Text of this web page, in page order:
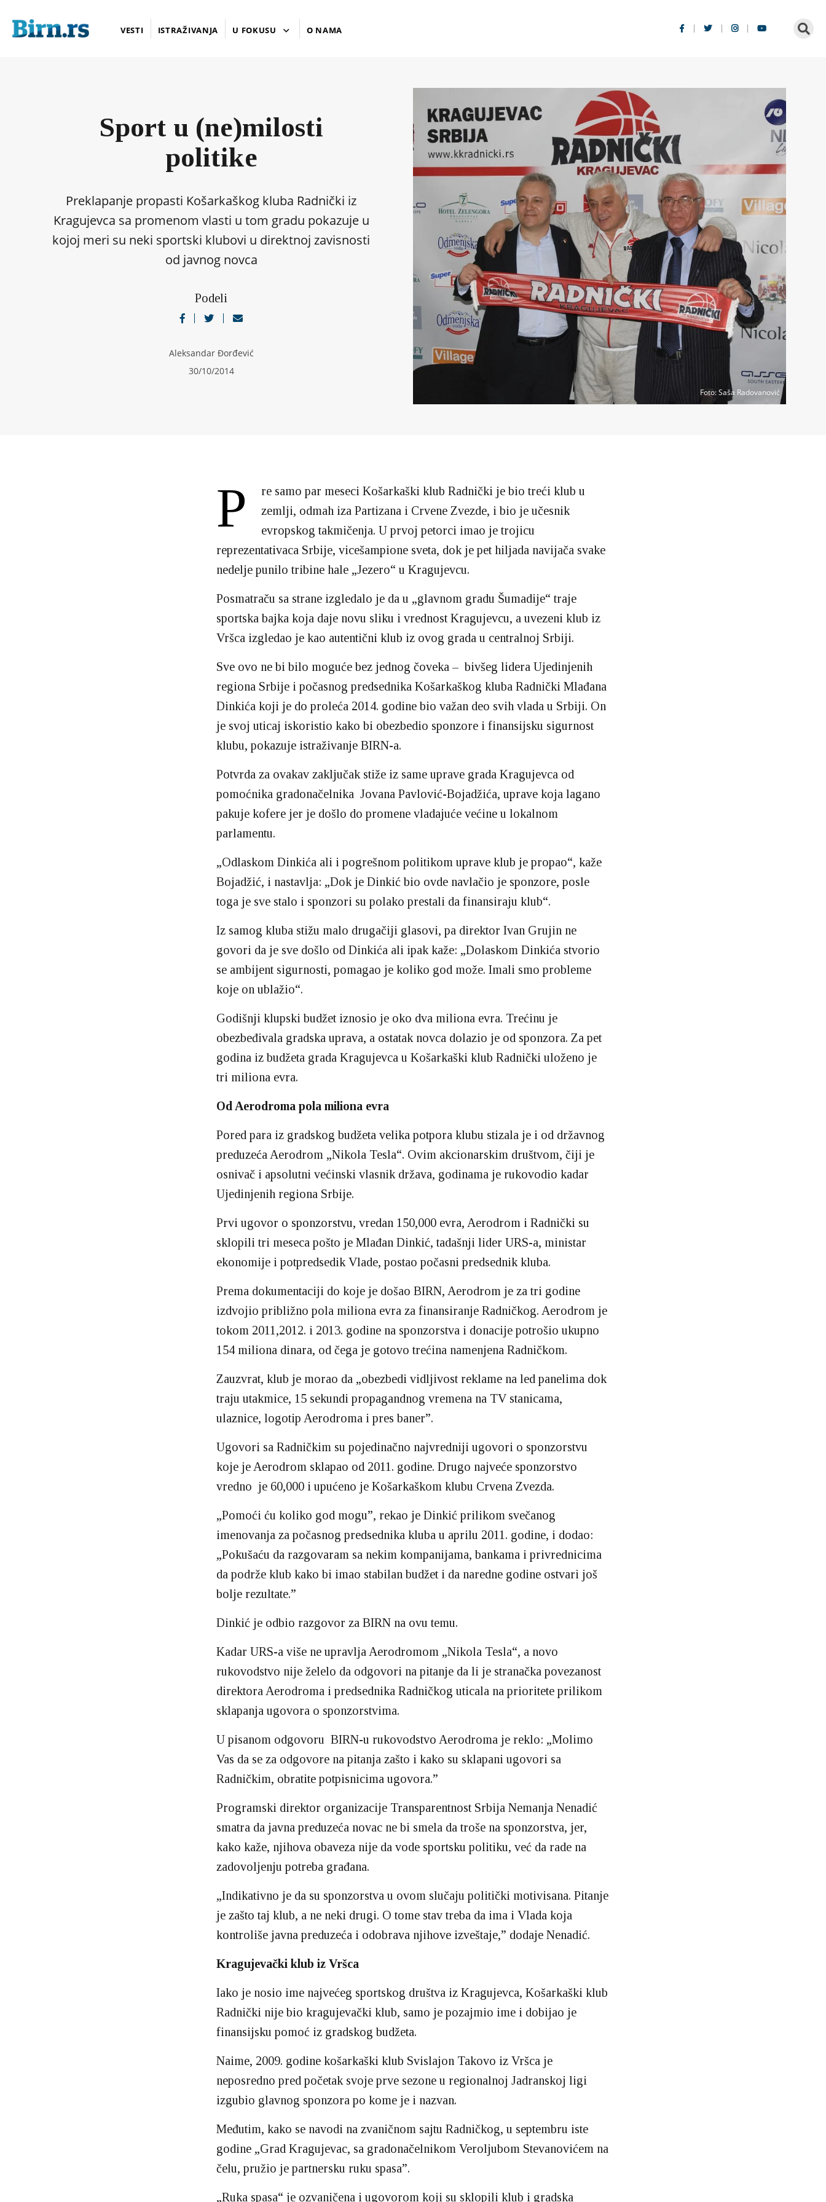
VESTI ISTRAŽIVANJA U FOKUSU O NAMA
Sport u (ne)milosti
politike
Preklapanje propasti Košarkaškog kluba Radnički iz
Kragujevca sa promenom vlasti u tom gradu pokazuje u
kojoj meri su neki sportski klubovi u direktnoj zavisnosti
od javnog novca
Podeli
Aleksandar Đorđević
30/10/2014
Foto: Saša Radovanović
P
re samo par meseci Košarkaški klub Radnički je bio treći klub u
zemlji, odmah iza Partizana i Crvene Zvezde, i bio je učesnik
evropskog takmičenja. U prvoj petorci imao je trojicu
reprezentativaca Srbije, vicešampione sveta, dok je pet hiljada navijača svake
nedelje punilo tribine hale „Jezero“ u Kragujevcu.
Posmatraču sa strane izgledalo je da u „glavnom gradu Šumadije“ traje
sportska bajka koja daje novu sliku i vrednost Kragujevcu, a uvezeni klub iz
Vršca izgledao je kao autentični klub iz ovog grada u centralnoj Srbiji.
Sve ovo ne bi bilo moguće bez jednog čoveka – bivšeg lidera Ujedinjenih
regiona Srbije i počasnog predsednika Košarkaškog kluba Radnički Mlađana
Dinkića koji je do proleća 2014. godine bio važan deo svih vlada u Srbiji. On
je svoj uticaj iskoristio kako bi obezbedio sponzore i finansijsku sigurnost
klubu, pokazuje istraživanje BIRN-a.
Potvrda za ovakav zaključak stiže iz same uprave grada Kragujevca od
pomoćnika gradonačelnika Jovana Pavlović-Bojadžića, uprave koja lagano
pakuje kofere jer je došlo do promene vladajuće većine u lokalnom
parlamentu.
„Odlaskom Dinkića ali i pogrešnom politikom uprave klub je propao“, kaže
Bojadžić, i nastavlja: „Dok je Dinkić bio ovde navlačio je sponzore, posle
toga je sve stalo i sponzori su polako prestali da finansiraju klub“.
Iz samog kluba stižu malo drugačiji glasovi, pa direktor Ivan Grujin ne
govori da je sve došlo od Dinkića ali ipak kaže: „Dolaskom Dinkića stvorio
se ambijent sigurnosti, pomagao je koliko god može. Imali smo probleme
koje on ublažio“.
Godišnji klupski budžet iznosio je oko dva miliona evra. Trećinu je
obezbeđivala gradska uprava, a ostatak novca dolazio je od sponzora. Za pet
godina iz budžeta grada Kragujevca u Košarkaški klub Radnički uloženo je
tri miliona evra.
Od Aerodroma pola miliona evra
Pored para iz gradskog budžeta velika potpora klubu stizala je i od državnog
preduzeća Aerodrom „Nikola Tesla“. Ovim akcionarskim društvom, čiji je
osnivač i apsolutni većinski vlasnik država, godinama je rukovodio kadar
Ujedinjenih regiona Srbije.
Prvi ugovor o sponzorstvu, vredan 150,000 evra, Aerodrom i Radnički su
sklopili tri meseca pošto je Mlađan Dinkić, tadašnji lider URS-a, ministar
ekonomije i potpredsedik Vlade, postao počasni predsednik kluba.
Prema dokumentaciji do koje je došao BIRN, Aerodrom je za tri godine
izdvojio približno pola miliona evra za finansiranje Radničkog. Aerodrom je
tokom 2011,2012. i 2013. godine na sponzorstva i donacije potrošio ukupno
154 miliona dinara, od čega je gotovo trećina namenjena Radničkom.
Zauzvrat, klub je morao da „obezbedi vidljivost reklame na led panelima dok
traju utakmice, 15 sekundi propagandnog vremena na TV stanicama,
ulaznice, logotip Aerodroma i pres baner”.
Ugovori sa Radničkim su pojedinačno najvredniji ugovori o sponzorstvu
koje je Aerodrom sklapao od 2011. godine. Drugo najveće sponzorstvo
vredno je 60,000 i upućeno je Košarkaškom klubu Crvena Zvezda.
„Pomoći ću koliko god mogu”, rekao je Dinkić prilikom svečanog
imenovanja za počasnog predsednika kluba u aprilu 2011. godine, i dodao:
„Pokušaću da razgovaram sa nekim kompanijama, bankama i privrednicima
da podrže klub kako bi imao stabilan budžet i da naredne godine ostvari još
bolje rezultate.”
Dinkić je odbio razgovor za BIRN na ovu temu.
Kadar URS-a više ne upravlja Aerodromom „Nikola Tesla“, a novo
rukovodstvo nije želelo da odgovori na pitanje da li je stranačka povezanost
direktora Aerodroma i predsednika Radničkog uticala na prioritete prilikom
sklapanja ugovora o sponzorstvima.
U pisanom odgovoru BIRN-u rukovodstvo Aerodroma je reklo: „Molimo
Vas da se za odgovore na pitanja zašto i kako su sklapani ugovori sa
Radničkim, obratite potpisnicima ugovora.”
Programski direktor organizacije Transparentnost Srbija Nemanja Nenadić
smatra da javna preduzeća novac ne bi smela da troše na sponzorstva, jer,
kako kaže, njihova obaveza nije da vode sportsku politiku, već da rade na
zadovoljenju potreba građana.
„Indikativno je da su sponzorstva u ovom slučaju politički motivisana. Pitanje
je zašto taj klub, a ne neki drugi. O tome stav treba da ima i Vlada koja
kontroliše javna preduzeća i odobrava njihove izveštaje,” dodaje Nenadić.
Kragujevački klub iz Vršca
Iako je nosio ime najvećeg sportskog društva iz Kragujevca, Košarkaški klub
Radnički nije bio kragujevački klub, samo je pozajmio ime i dobijao je
finansijsku pomoć iz gradskog budžeta.
Naime, 2009. godine košarkaški klub Svislajon Takovo iz Vršca je
neposredno pred početak svoje prve sezone u regionalnoj Jadranskoj ligi
izgubio glavnog sponzora po kome je i nazvan.
Međutim, kako se navodi na zvaničnom sajtu Radničkog, u septembru iste
godine „Grad Kragujevac, sa gradonačelnikom Veroljubom Stevanovićem na
čelu, pružio je partnersku ruku spasa”.
„Ruka spasa“ je ozvaničena i ugovorom koji su sklopili klub i gradska